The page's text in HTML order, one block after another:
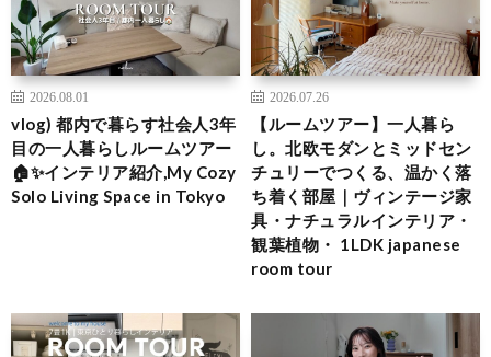
2026.08.01
vlog) 都内で暮らす社会人3年
目の一人暮らしルームツアー
🏠✨インテリア紹介,My Cozy
Solo Living Space in Tokyo
2026.07.26
【ルームツアー】一人暮ら
し。北欧モダンとミッドセン
チュリーでつくる、温かく落
ち着く部屋｜ヴィンテージ家
具・ナチュラルインテリア・
観葉植物・ 1LDK japanese
room tour